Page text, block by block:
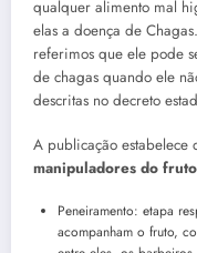
qualquer alimento mal
elas a doença de
referimos que ele pode
de chagas quando ele
descritas no decreto
A publicação estabelece
manipuladores do fruto
Peneiramento: etapa
acompanham o fruto,